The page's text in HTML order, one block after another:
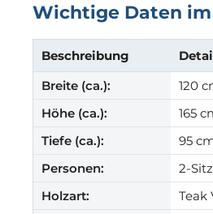
Wichtige Daten
Beschreibung
Breite (ca.):
120
Höhe (ca.):
165
Tiefe (ca.):
95
Personen:
2-
Holzart:
Teak